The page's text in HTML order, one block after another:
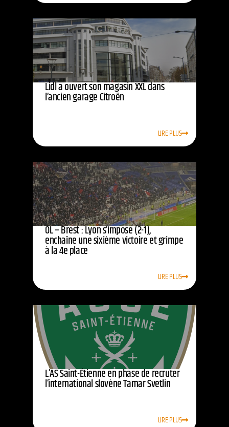
Lidl a ouvert son magasin XXL dans
l’ancien garage Citroën
LIRE PLUS
OL – Brest : Lyon s’impose (2-1),
enchaîne une sixième victoire et grimpe
à la 4e place
LIRE PLUS
L’AS Saint-Étienne en phase de recruter
l’international slovène Tamar Svetlin
LIRE PLUS